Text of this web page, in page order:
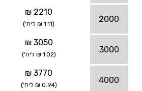
2000
2210 ₪
(1.11 ₪ ליח')
3000
3050 ₪
(1.02 ₪ ליח')
4000
3770 ₪
(0.94 ₪ ליח')